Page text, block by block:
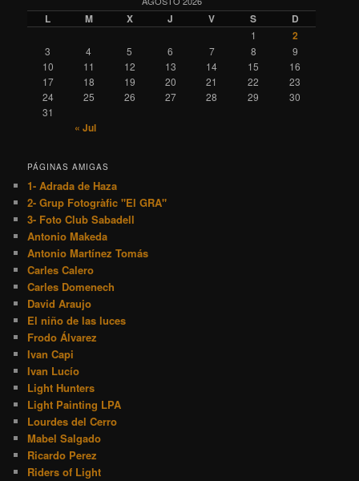
L M X J V S D
1 2
3 4 5 6 7 8
9
10
11 12 13 14 15
16
17
18 19 20 21 22
23
24
25 26 27 28 29
30
31
« Jul
PÁGINAS AMIGAS
1- Adrada de Haza
2- Grup Fotogràfic "El GRA"
3- Foto Club Sabadell
Antonio Makeda
Antonio Martínez Tomás
Carles Calero
Carles Domenech
David Araujo
El niño de las luces
Frodo Álvarez
Ivan Capi
Ivan Lucío
Light Hunters
Light Painting LPA
Lourdes del Cerro
Mabel Salgado
Ricardo Perez
Riders of Light